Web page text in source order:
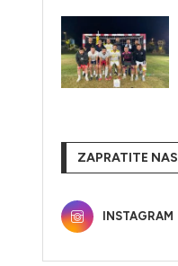
ZAPRATITE NAS
INSTAGRAM